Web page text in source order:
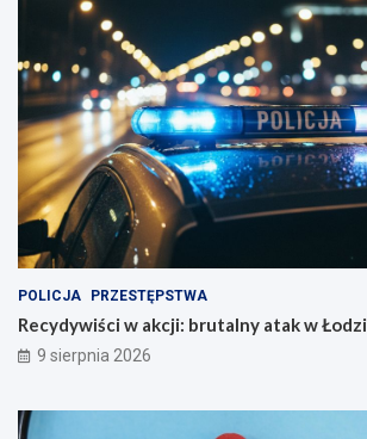
POLICJA PRZESTĘPSTWA
Recydywiści w akcji: brutalny atak w Łodzi
9 sierpnia 2026